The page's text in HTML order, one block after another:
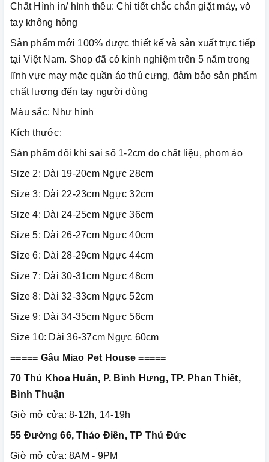
Chất Hình in/ hình thêu: Chi tiết chắc chắn giặt máy, vò
tay không hỏng
Sản phẩm mới 100% được thiết kế và sản xuất trực tiếp
tại Việt Nam. Shop đã có kinh nghiệm trên 5 năm trong
lĩnh vực may mặc quần áo thú cưng, đảm bảo sản phẩm
chất lượng đến tay người dùng
Màu sắc: Như hình
Kích thước:
Sản phẩm đôi khi sai số 1-2cm do chất liệu, phom áo
Size 2: Dài 19-20cm Ngực 28cm
Size 3: Dài 22-23cm Ngực 32cm
Size 4: Dài 24-25cm Ngực 36cm
Size 5: Dài 26-27cm Ngực 40cm
Size 6: Dài 28-29cm Ngực 44cm
Size 7: Dài 30-31cm Ngực 48cm
Size 8: Dài 32-33cm Ngực 52cm
Size 9: Dài 34-35cm Ngực 56cm
Size 10: Dài 36-37cm Ngực 60cm
===== Gâu Miao Pet House =====
70 Thủ Khoa Huân, P. Bình Hưng, TP. Phan Thiết,
Bình Thuận
Giờ mở cửa: 8-12h, 14-19h
55 Đường 66, Thảo Điền, TP Thủ Đức
Giờ mở cửa: 8AM - 9PM